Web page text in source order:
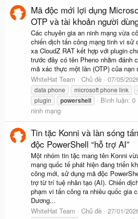
Mã độc mới lợi dụng
OTP và tài khoản người
Các chuyên gia an ninh mạng vừa
chiến dịch tấn công mạng tinh vi sử
xa CloudZ RAT kết hợp với plugin
trước đây có tên Pheno nhằm đánh
mã xác thực một lần (OTP) của
WhiteHat Team
Chủ đề 07/05/
data phone
microsoft phone link
plugin
powershell Bình luận: 0
ninh mạng
Tin tặc Konni và làn sóng
độc PowerShell “hỗ trợ AI”
Một nhóm tin tặc mang tên Konni
mạng quốc tế phát hiện đang triển
công mới, sử dụng mã độc
trợ từ trí tuệ nhân tạo (AI). Chiến
phạm vi tấn công ra nhiều quốc gia
Dương...
WhiteHat Team
Chủ đề 27/01/